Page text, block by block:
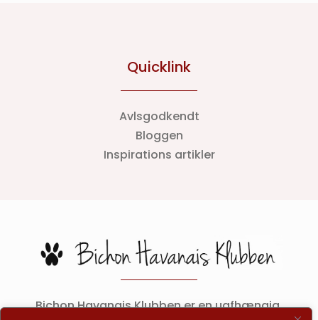
Quicklink
Avlsgodkendt
Bloggen
Inspirations artikler
Bichon Havanais Klubben er en uafhængig